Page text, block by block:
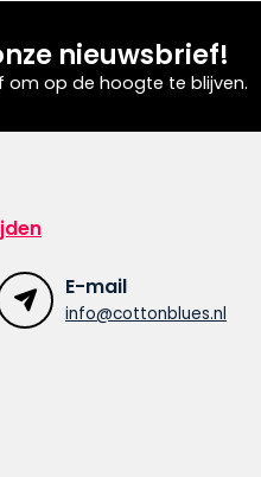
nieuwsbrief!
om op de hoogte te blijven.
E-mail
info@cottonblues.nl